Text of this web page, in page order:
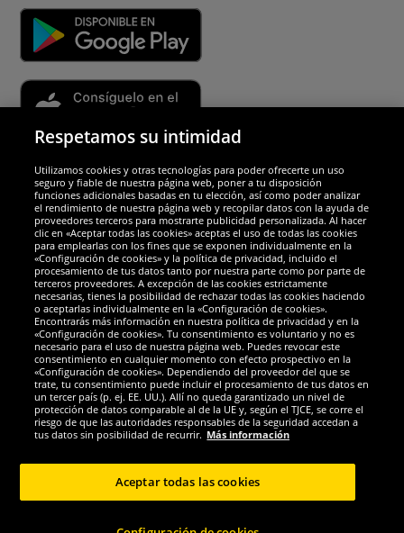
Socios y seguridad
Galardones
Redes sociales
Respetamos su intimidad
Utilizamos cookies y otras tecnologías para poder ofrecerte un uso
seguro y fiable de nuestra página web, poner a tu disposición
funciones adicionales basadas en tu elección, así como poder analizar
el rendimiento de nuestra página web y recopilar datos con la ayuda de
proveedores terceros para mostrarte publicidad personalizada. Al hacer
clic en «Aceptar todas las cookies» aceptas el uso de todas las cookies
para emplearlas con los fines que se exponen individualmente en la
«Configuración de cookies» y la política de privacidad, incluido el
procesamiento de tus datos tanto por nuestra parte como por parte de
terceros proveedores. A excepción de las cookies estrictamente
necesarias, tienes la posibilidad de rechazar todas las cookies haciendo
o aceptarlas individualmente en la «Configuración de cookies».
Encontrarás más información en nuestra política de privacidad y en la
«Configuración de cookies». Tu consentimiento es voluntario y no es
necesario para el uso de nuestra página web. Puedes revocar este
consentimiento en cualquier momento con efecto prospectivo en la
«Configuración de cookies». Dependiendo del proveedor del que se
trate, tu consentimiento puede incluir el procesamiento de tus datos en
un tercer país (p. ej. EE. UU.). Allí no queda garantizado un nivel de
protección de datos comparable al de la UE y, según el TJCE, se corre el
riesgo de que las autoridades responsables de la seguridad accedan a
tus datos sin posibilidad de recurrir. Más información
Aceptar todas las cookies